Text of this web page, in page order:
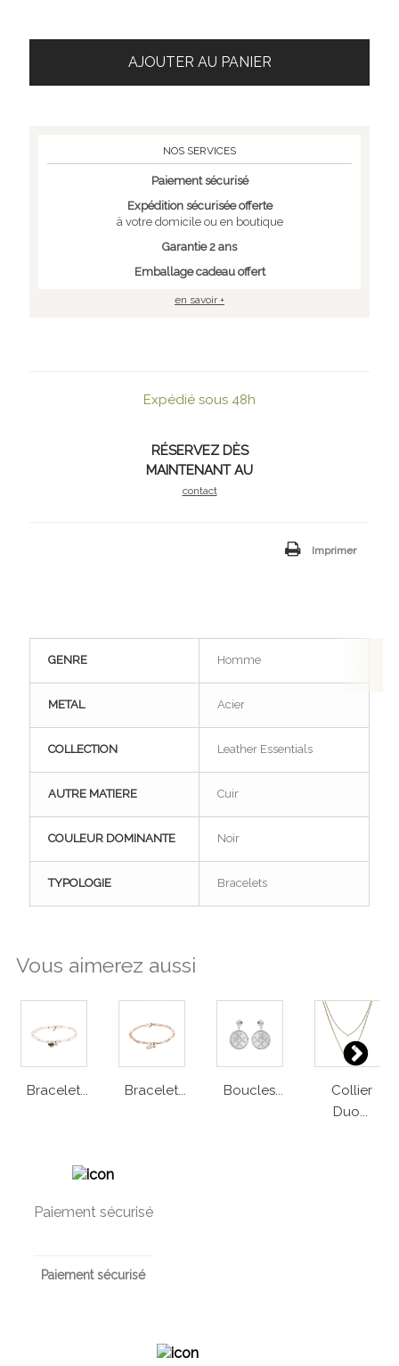
AJOUTER AU PANIER
NOS SERVICES
Paiement sécurisé
Expédition sécurisée offerte
à votre domicile ou en boutique
Garantie 2 ans
Emballage cadeau offert
en savoir +
Expédié sous 48h
RÉSERVEZ DÈS
MAINTENANT AU
contact
Imprimer
GENRE Homme
METAL Acier
COLLECTION Leather Essentials
AUTRE MATIERE Cuir
COULEUR DOMINANTE Noir
TYPOLOGIE Bracelets
Vous aimerez aussi
Bracelet... Bracelet... Boucles...
Collier
Duo...
Paiement sécurisé
Paiement sécurisé